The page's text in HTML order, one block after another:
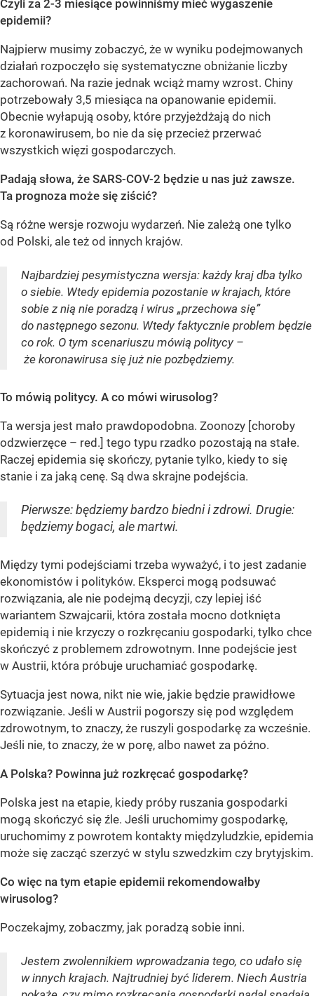
Czyli za 2-3 miesiące powinniśmy mieć wygaszenie
epidemii?
Najpierw musimy zobaczyć, że w wyniku podejmowanych
działań rozpoczęło się systematyczne obniżanie liczby
zachorowań. Na razie jednak wciąż mamy wzrost. Chiny
potrzebowały 3,5 miesiąca na opanowanie epidemii.
Obecnie wyłapują osoby, które przyjeżdżają do nich
z koronawirusem, bo nie da się przecież przerwać
wszystkich więzi gospodarczych.
Padają słowa, że SARS-COV-2 będzie u nas już zawsze.
Ta prognoza może się ziścić?
Są różne wersje rozwoju wydarzeń. Nie zależą one tylko
od Polski, ale też od innych krajów.
Najbardziej pesymistyczna wersja: każdy kraj dba tylko
o siebie. Wtedy epidemia pozostanie w krajach, które
sobie z nią nie poradzą i wirus „przechowa się”
do następnego sezonu. Wtedy faktycznie problem będzie
co rok. O tym scenariuszu mówią politycy –
że koronawirusa się już nie pozbędziemy.
To mówią politycy. A co mówi wirusolog?
Ta wersja jest mało prawdopodobna. Zoonozy [choroby
odzwierzęce – red.] tego typu rzadko pozostają na stałe.
Raczej epidemia się skończy, pytanie tylko, kiedy to się
stanie i za jaką cenę. Są dwa skrajne podejścia.
Pierwsze: będziemy bardzo biedni i zdrowi. Drugie:
będziemy bogaci, ale martwi.
Między tymi podejściami trzeba wyważyć, i to jest zadanie
ekonomistów i polityków. Eksperci mogą podsuwać
rozwiązania, ale nie podejmą decyzji, czy lepiej iść
wariantem Szwajcarii, która została mocno dotknięta
epidemią i nie krzyczy o rozkręcaniu gospodarki, tylko chce
skończyć z problemem zdrowotnym. Inne podejście jest
w Austrii, która próbuje uruchamiać gospodarkę.
Sytuacja jest nowa, nikt nie wie, jakie będzie prawidłowe
rozwiązanie. Jeśli w Austrii pogorszy się pod względem
zdrowotnym, to znaczy, że ruszyli gospodarkę za wcześnie.
Jeśli nie, to znaczy, że w porę, albo nawet za późno.
A Polska? Powinna już rozkręcać gospodarkę?
Polska jest na etapie, kiedy próby ruszania gospodarki
mogą skończyć się źle. Jeśli uruchomimy gospodarkę,
uruchomimy z powrotem kontakty międzyludzkie, epidemia
może się zacząć szerzyć w stylu szwedzkim czy brytyjskim.
Co więc na tym etapie epidemii rekomendowałby
wirusolog?
Poczekajmy, zobaczmy, jak poradzą sobie inni.
Jestem zwolennikiem wprowadzania tego, co udało się
w innych krajach. Najtrudniej być liderem. Niech Austria